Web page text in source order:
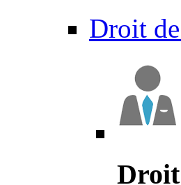
Droit